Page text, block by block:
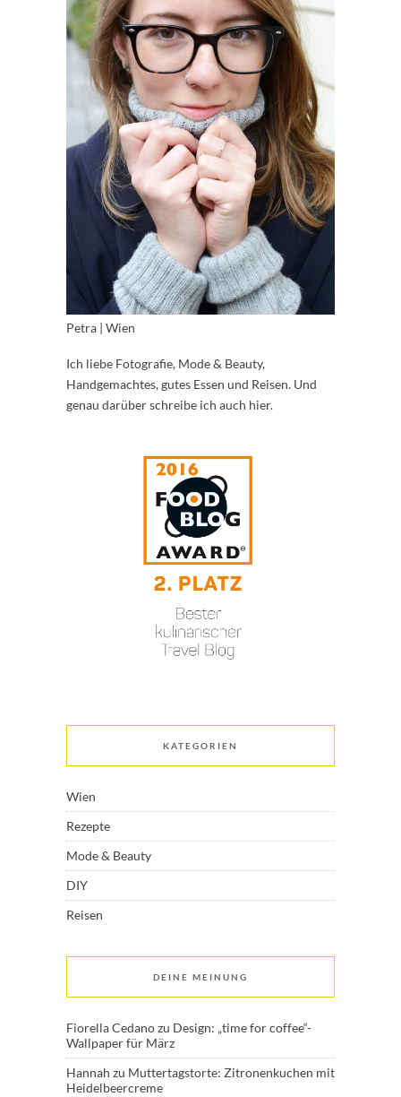
Petra | Wien
Ich liebe Fotografie, Mode & Beauty,
Handgemachtes, gutes Essen und Reisen. Und
genau darüber schreibe ich auch hier.
KATEGORIEN
Wien
Rezepte
Mode & Beauty
DIY
Reisen
DEINE MEINUNG
Fiorella Cedanozu Design: „time for coffee“-
Wallpaper für März
Hannah zu Muttertagstorte: Zitronenkuchen mit
Heidelbeercreme